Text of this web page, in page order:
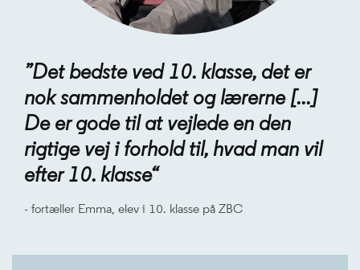
”Det bedste ved 10. klasse, det er
nok sammenholdet og lærerne [...]
De er gode til at vejlede en den
rigtige vej i forhold til, hvad man vil
efter 10. klasse“
- fortæller Emma, elev i 10. klasse på ZBC